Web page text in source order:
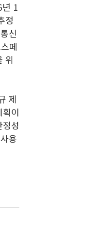
1
정
신
페
위
제
이
성
용